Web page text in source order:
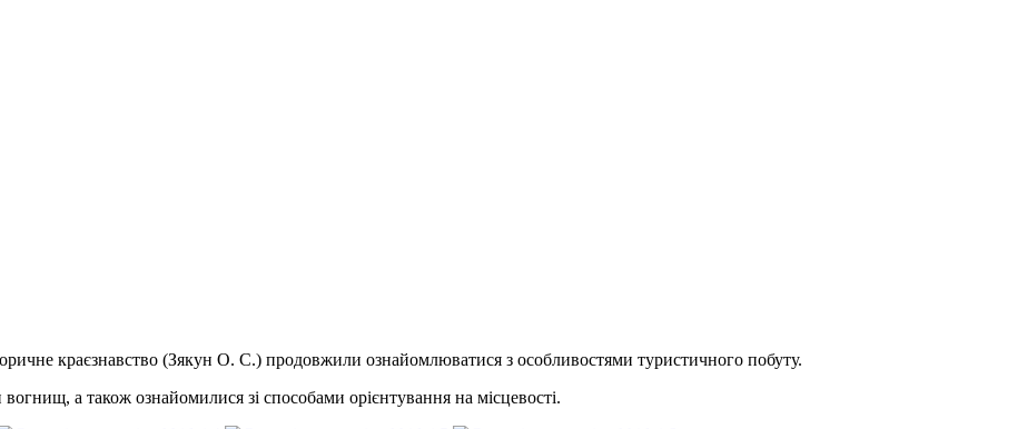
краєзнавство (Зякун О. С.) продовжили ознайомлюватися з особливостями туристичного побуту.
а також ознайомилися зі способами орієнтування на місцевості.